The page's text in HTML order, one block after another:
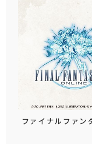
ファイナルファン